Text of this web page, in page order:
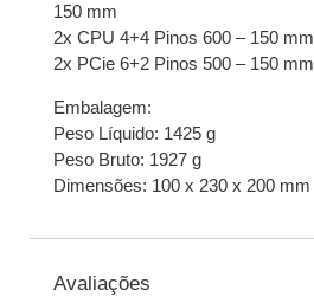
150 mm
2x CPU 4+4 Pinos 600 – 150 mm
2x PCie 6+2 Pinos 500 – 150 mm
Embalagem:
Peso Líquido: 1425 g
Peso Bruto: 1927 g
Dimensões: 100 x 230 x 200 mm
Avaliações